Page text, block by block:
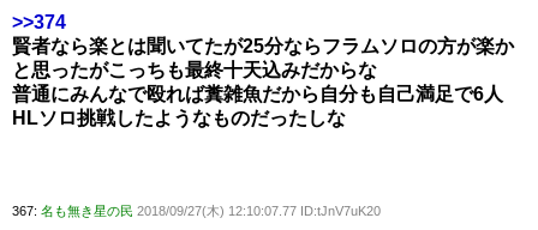
>>374
賢者なら楽とは聞いてたが25分ならフラムソロの方が楽か
と思ったがこっちも最終十天込みだからな
普通にみんなで殴れば糞雑魚だから自分も自己満足で6人
HLソロ挑戦したようなものだったしな
367: 名も無き星の民 2018/09/27(木) 12:10:07.77 ID:tJnV7uK20